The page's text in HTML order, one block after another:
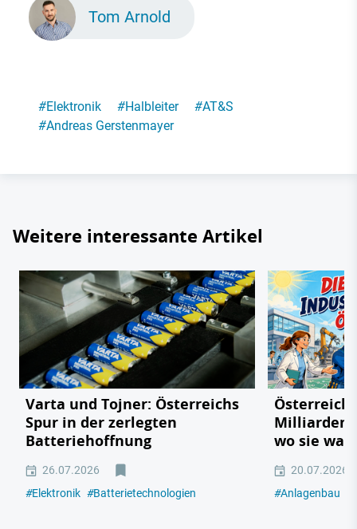
Tom Arnold
#Elektronik #Halbleiter #AT&S
#Andreas Gerstenmayer
Weitere interessante Artikel
Varta und Tojner: Österreichs
Spur in der zerlegten
Batteriehoffnung
26.07.2026
#Elektronik #Batterietechnologien
Milliarden
wo sie
20.07.2026
#Anlagenbau